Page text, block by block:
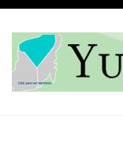
Skip
content